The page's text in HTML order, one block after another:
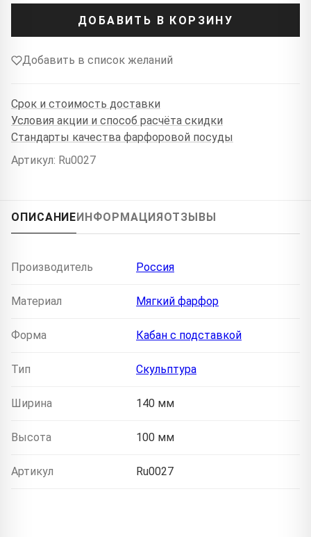
ДОБАВИТЬ В КОРЗИНУ
Добавить в список желаний
Срок и стоимость доставки
Условия акции и способ расчёта скидки
Стандарты качества фарфоровой посуды
Артикул: Ru0027
ОПИСАНИЕИНФОРМАЦИЯОТЗЫВЫ
Производитель Россия
Материал Мягкий фарфор
Форма Кабан с подставкой
Тип Скульптура
Ширина 140 мм
Высота 100 мм
Артикул Ru0027